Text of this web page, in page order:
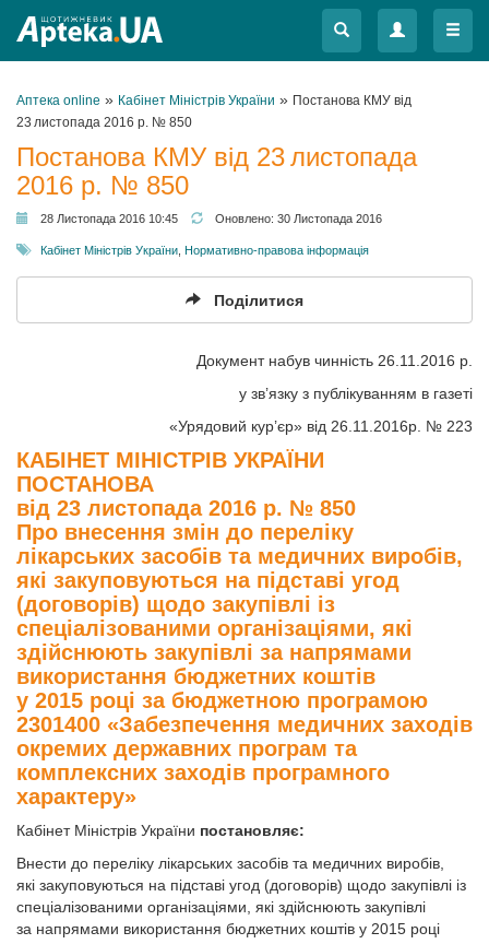
Меню
Меню
Аптека online » Кабінет Міністрів України » Постанова КМУ від
23 листопада 2016 р. № 850
Постанова КМУ від 23 листопада
2016 р. № 850
28 Листопада 2016 10:45 Оновлено: 30 Листопада 2016
Кабінет Міністрів України Нормативно-правова інформація
Поділитися
Документ набув чинність 26.11.2016 р.
у зв’язку з публікуванням в газеті
«Урядовий кур’єр» від 26.11.2016р. № 223
КАБІНЕТ МІНІСТРІВ УКРАЇНИ
ПОСТАНОВА
від 23 листопада 2016 р. № 850
Про внесення змін до переліку
лікарських засобів та медичних виробів,
які закуповуються на підставі угод
(договорів) щодо закупівлі із
спеціалізованими організаціями, які
здійснюють закупівлі за напрямами
використання бюджетних коштів
у 2015 році за бюджетною програмою
2301400 «Забезпечення медичних заходів
окремих державних програм та
комплексних заходів програмного
характеру»
Кабінет Міністрів України постановляє:
Внести до переліку лікарських засобів та медичних виробів,
які закуповуються на підставі угод (договорів) щодо закупівлі із
спеціалізованими організаціями, які здійснюють закупівлі
за напрямами використання бюджетних коштів у 2015 році